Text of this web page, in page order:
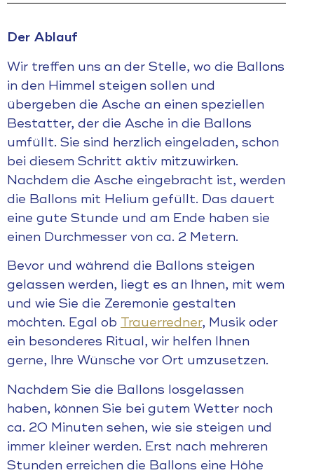
Der Ablauf
Wir treffen uns an der Stelle, wo die Ballons
in den Himmel steigen sollen und
übergeben die Asche an einen speziellen
Bestatter, der die Asche in die Ballons
umfüllt. Sie sind herzlich eingeladen, schon
bei diesem Schritt aktiv mitzuwirken.
Nachdem die Asche eingebracht ist, werden
die Ballons mit Helium gefüllt. Das dauert
eine gute Stunde und am Ende haben sie
einen Durchmesser von ca. 2 Metern.
Bevor und während die Ballons steigen
gelassen werden, liegt es an Ihnen, mit wem
und wie Sie die Zeremonie gestalten
möchten. Egal ob Trauerredner, Musik oder
ein besonderes Ritual, wir helfen Ihnen
gerne, Ihre Wünsche vor Ort umzusetzen.
Nachdem Sie die Ballons losgelassen
haben, können Sie bei gutem Wetter noch
ca. 20 Minuten sehen, wie sie steigen und
immer kleiner werden. Erst nach mehreren
Stunden erreichen die Ballons eine Höhe